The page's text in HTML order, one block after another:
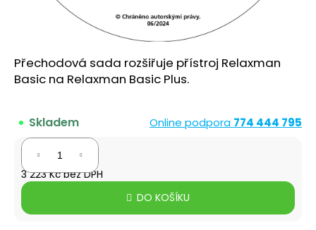
Přechodová sada rozšiřuje přístroj Relaxman
Basic na Relaxman Basic Plus.
Skladem Online podpora 774 444 795
3 900 Kč
3 223 Kč bez DPH
Měrná
DO KOŠÍKU
HLEDAT
o
p
o
u